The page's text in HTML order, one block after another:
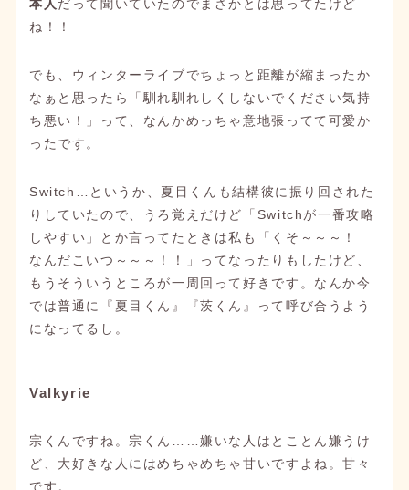
本人だって聞いていたのでまさかとは思ってたけど
ね！！
でも、ウィンターライブでちょっと距離が縮まったか
なぁと思ったら「馴れ馴れしくしないでください気持
ち悪い！」って、なんかめっちゃ意地張ってて可愛か
ったです。
Switch…というか、夏目くんも結構彼に振り回された
りしていたので、うろ覚えだけど「Switchが一番攻略
しやすい」とか言ってたときは私も「くそ～～～！
なんだこいつ～～～！！」ってなったりもしたけど、
もうそういうところが一周回って好きです。なんか今
では普通に『夏目くん』『茨くん』って呼び合うよう
になってるし。
Valkyrie
宗くんですね。宗くん……嫌いな人はとことん嫌うけ
ど、大好きな人にはめちゃめちゃ甘いですよね。甘々
です。